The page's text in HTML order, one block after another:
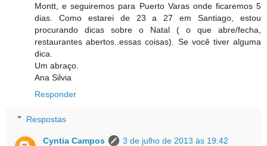
Montt, e seguiremos para Puerto Varas onde ficaremos 5
dias. Como estarei de 23 a 27 em Santiago, estou
procurando dicas sobre o Natal ( o que abre/fecha,
restaurantes abertos..essas coisas). Se você tiver alguma
dica.
Um abraço.
Ana Silvia
Responder
Respostas
Cyntia Campos
3 de julho de 2013 às 19:42